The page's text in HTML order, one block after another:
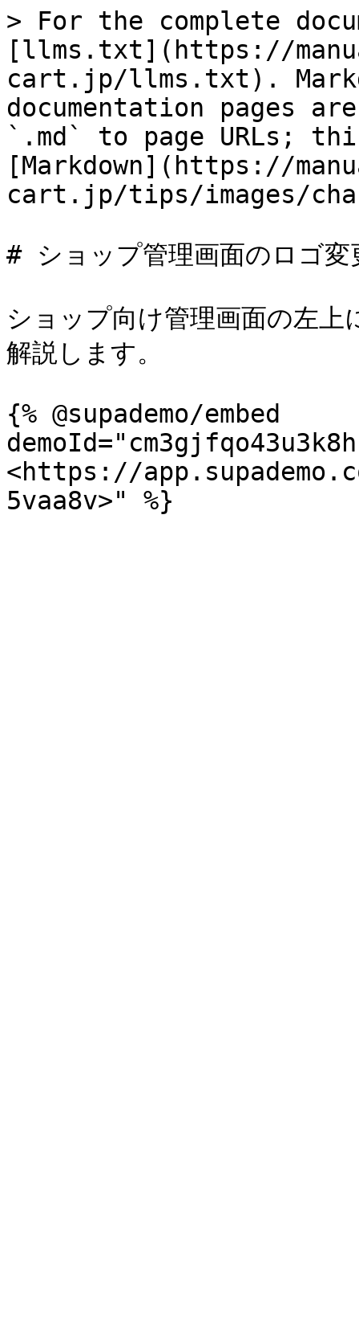
> For the complete
[llms.txt](https://
cart.jp/llms.txt).
documentation pages
`.md` to page URLs;
[Markdown](https://
cart.jp/tips/images/
# ショップ管理画面のロゴ変
ショップ向け管理画面の左
解説します。
{% @supademo/embed
<https://